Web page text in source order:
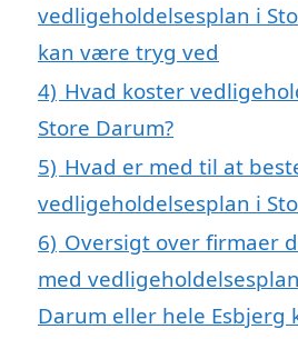
vedligeholdelsesplan i
kan være tryg ved
4) Hvad koster
Store Darum?
5) Hvad er med til at
vedligeholdelsesplan i
6) Oversigt over firmaer
med
Darum eller hele Esbjerg